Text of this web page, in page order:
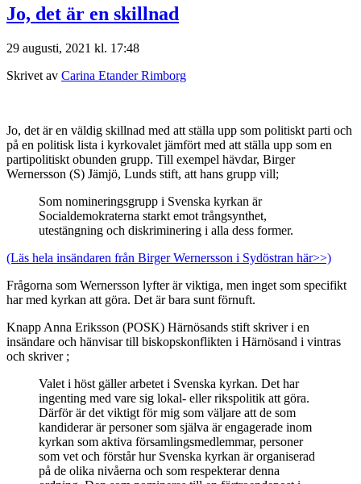
ska
kyrkan
av
som
Jo, det är en skillnad
29 augusti, 2021 kl. 17:48
Skrivet av Carina Etander Rimborg
Jo, det är en väldig skillnad med att ställa upp som politiskt parti och
på en politisk lista i kyrkovalet jämfört med att ställa upp som en
partipolitiskt obunden grupp. Till exempel hävdar, Birger
Wernersson (S) Jämjö, Lunds stift, att hans grupp vill;
Som nomineringsgrupp i Svenska kyrkan är
Socialdemokraterna starkt emot trångsynthet,
utestängning och diskriminering i alla dess former.
(Läs hela insändaren från Birger Wernersson i Sydöstran här>>)
Frågorna som Wernersson lyfter är viktiga, men inget som specifikt
har med kyrkan att göra. Det är bara sunt förnuft.
Knapp Anna Eriksson (POSK) Härnösands stift skriver i en
insändare och hänvisar till biskopskonflikten i Härnösand i vintras
och skriver ;
Valet i höst gäller arbetet i Svenska kyrkan. Det har
ingenting med vare sig lokal- eller rikspolitik att göra.
Därför är det viktigt för mig som väljare att de som
kandiderar är personer som själva är engagerade inom
kyrkan som aktiva församlingsmedlemmar, personer
som vet och förstår hur Svenska kyrkan är organiserad
på de olika nivåerna och som respekterar denna